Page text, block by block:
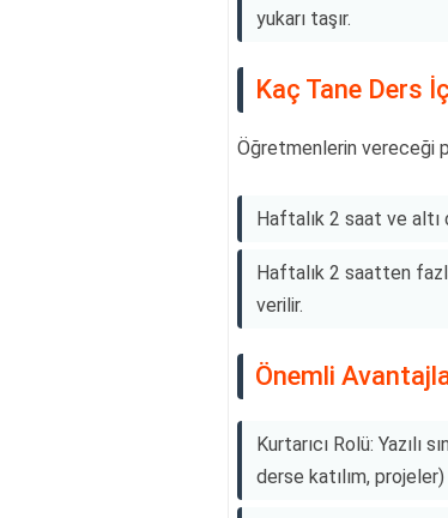
yukarı taşır.
Kaç Tane Ders
Öğretmenlerin vereceği
Haftalık 2 saat ve altı
Haftalık 2 saatten
verilir.
Önemli
Kurtarıcı Rolü: Yazılı
derse katılım,